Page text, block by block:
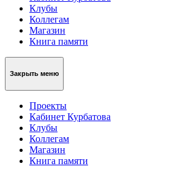
Клубы
Коллегам
Магазин
Книга памяти
Закрыть меню
Проекты
Кабинет Курбатова
Клубы
Коллегам
Магазин
Книга памяти